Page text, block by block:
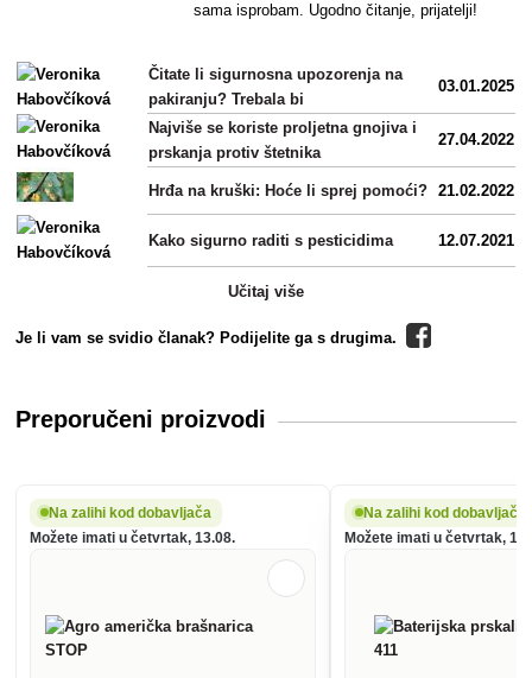
sama isprobam. Ugodno čitanje, prijatelji!
Čitate li sigurnosna upozorenja na
pakiranju? Trebala bi
03.01.2025
Najviše se koriste proljetna gnojiva i
prskanja protiv štetnika
27.04.2022
Hrđa na kruški: Hoće li sprej pomoći? 21.02.2022
Kako sigurno raditi s pesticidima 12.07.2021
Učitaj više
Je li vam se svidio članak? Podijelite ga s drugima.
Preporučeni proizvodi
Na zalihi kod dobavljača
Možete imati u četvrtak, 13.08.
Na zalihi kod dobavljača
Možete imati u četvrtak,